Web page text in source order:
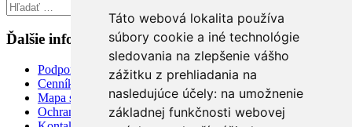
Táto webová lokalita používa
súbory cookie a iné technológie
sledovania na zlepšenie vášho
zážitku z prehliadania na
nasledujúce účely: na umožnenie
základnej funkčnosti webovej
Ďalšie informácie
Podpora
Cenník
Mapa stránky
Ochrana osobných údajov